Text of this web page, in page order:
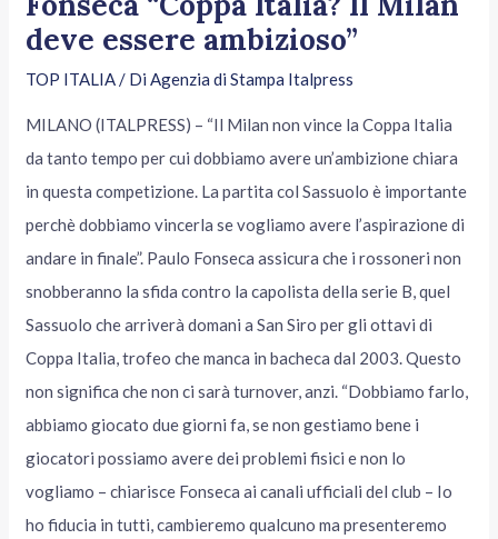
deve essere ambizioso”
TOP ITALIA/ DiAgenzia di Stampa Italpress
MILANO (ITALPRESS) – “Il Milan non vince la Coppa Italia
da tanto tempo per cui dobbiamo avere un’ambizione chiara
in questa competizione. La partita col Sassuolo è importante
perchè dobbiamo vincerla se vogliamo avere l’aspirazione di
andare in finale”. Paulo Fonseca assicura che i rossoneri non
snobberanno la sfida contro la capolista della serie B, quel
Sassuolo che arriverà domani a San Siro per gli ottavi di
Coppa Italia, trofeo che manca in bacheca dal 2003. Questo
non significa che non ci sarà turnover, anzi. “Dobbiamo farlo,
abbiamo giocato due giorni fa, se non gestiamo bene i
giocatori possiamo avere dei problemi fisici e non lo
vogliamo – chiarisce Fonseca ai canali ufficiali del club – Io
ho fiducia in tutti, cambieremo qualcuno ma presenteremo